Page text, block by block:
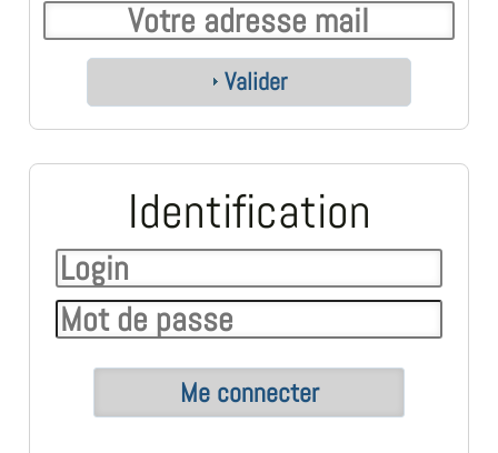
Valider
Identification